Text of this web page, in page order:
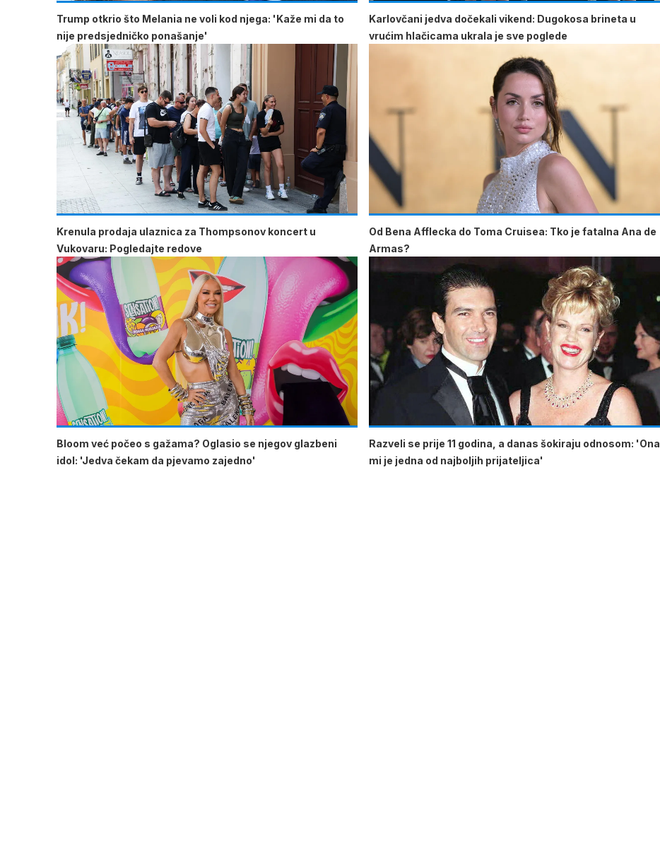
Trump otkrio što Melania ne voli kod njega: 'Kaže mi da to
nije predsjedničko ponašanje'
Karlovčani jedva dočekali vikend: Dugokosa brineta u
vrućim hlačicama ukrala je sve poglede
Krenula prodaja ulaznica za Thompsonov koncert u
Vukovaru: Pogledajte redove
Od Bena Afflecka do Toma Cruisea: Tko je fatalna Ana de
Armas?
Bloom već počeo s gažama? Oglasio se njegov glazbeni
idol: 'Jedva čekam da pjevamo zajedno'
Razveli se prije 11 godina, a danas šokiraju odnosom: 'Ona
mi je jedna od najboljih prijateljica'